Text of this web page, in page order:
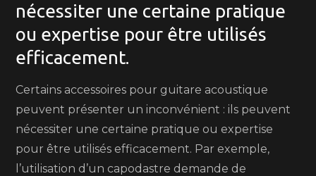
nécessiter une certaine pratique
ou expertise pour être utilisés
efficacement.
Certains accessoires pour guitare acoustique
peuvent présenter un inconvénient : ils peuvent
nécessiter une certaine pratique ou expertise
pour être utilisés efficacement. Par exemple,
l’utilisation d’un capodastre demande de